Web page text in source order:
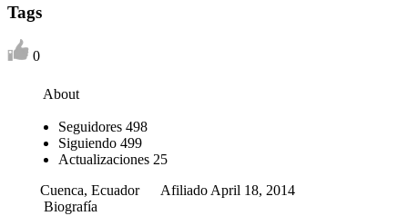
Tags
0
About
Seguidores 498
Siguiendo 499
Actualizaciones 25
Cuenca, Ecuador
Afiliado April 18, 2014
Biografía